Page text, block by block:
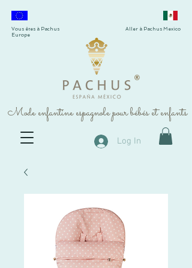
®
Mode enfantine espagnole pour bébés et enfants
Vous êtes à Pachus
Europe
Aller à Pachus Mexico
Log In